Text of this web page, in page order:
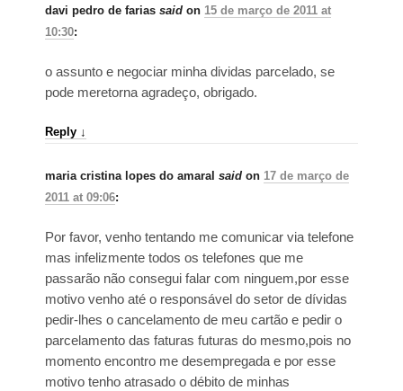
davi pedro de farias said on 15 de março de 2011 at
10:30:
o assunto e negociar minha dividas parcelado, se
pode meretorna agradeço, obrigado.
Reply ↓
maria cristina lopes do amaral said on 17 de março de
2011 at 09:06:
Por favor, venho tentando me comunicar via telefone
mas infelizmente todos os telefones que me
passarão não consegui falar com ninguem,por esse
motivo venho até o responsável do setor de dívidas
pedir-lhes o cancelamento de meu cartão e pedir o
parcelamento das faturas futuras do mesmo,pois no
momento encontro me desempregada e por esse
motivo tenho atrasado o débito de minhas